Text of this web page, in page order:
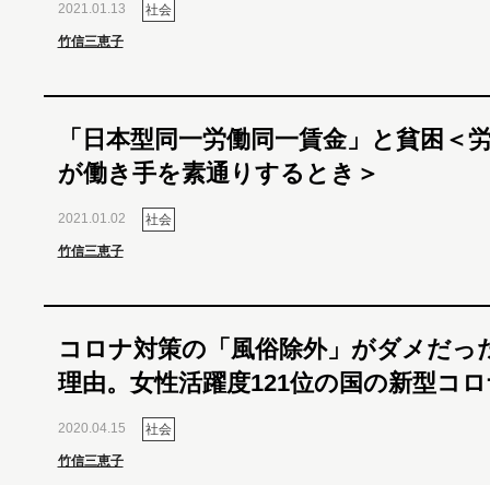
2021.01.13 社会
竹信三恵子
「日本型同一労働同一賃金」と貧困＜
が働き手を素通りするとき＞
2021.01.02 社会
竹信三恵子
コロナ対策の「風俗除外」がダメだっ
理由。女性活躍度121位の国の新型コ
2020.04.15 社会
竹信三恵子